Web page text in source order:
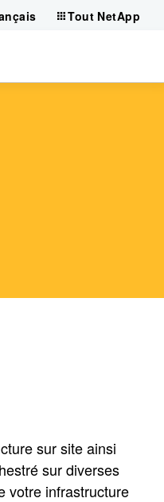
Tout NetApp
sur site ainsi
sur diverses
votre infrastructure